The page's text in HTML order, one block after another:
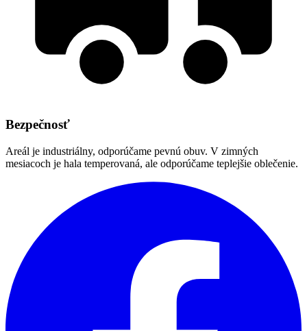
Bezpečnosť
Areál je industriálny, odporúčame pevnú obuv. V zimných
mesiacoch je hala temperovaná, ale odporúčame teplejšie oblečenie.